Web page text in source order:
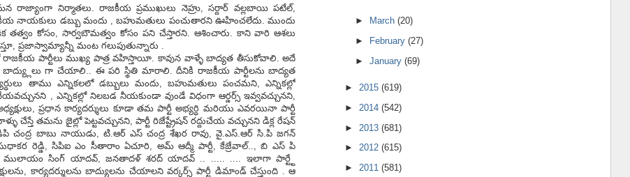
నిర్మాతలు. రాజకీయ ప్రముఖులు నెహ్రు, సర్దార్ వల్లబాయి పటేల్,
డబ్బు మందు , బహుమతులు పంచుతారని ఊహించలేదు. ముందు
తత్వం కోసం, సార్వబౌమత్వం కోసం పని చేస్తారని. ఆశించారు. కాని వారి ఆశలు
ప్రజాస్వామ్యాన్నీ మంట గలుపుతున్నారు .
రాజకీయ పార్టీలు ముఖ్య పాత్ర వహిస్తాయీ. కావున వాళ్ళే బాద్యత తీసుకోవాలి. అదే
బాద్య్లులు గా చేయాలి.. ఈ పరి స్థితి మారాలి. దీనికి రాజకీయ పార్టీలను బాద్యత
తాము ఎన్నికలలో డబ్బులు మందు, బహుమతులు పంచమని, ఎన్నికల్లో
, ఎన్నికల్లో నిలబడ నీయకుండా వుండే విధంగా ఆర్డర్స్ ఇవ్వవచ్చునని,
ప్రధాన కార్యదర్శులు కూడా తమ పార్టీ అభ్యర్ధి మరియు ఎవరయినా పార్టీ
చేస్తే తమను జైల్లో పెట్టవచ్చునని, పార్టీ రిజేష్ట్రేషన్ రద్దుచేయ వచ్చునని డిక్ల రేషన్
బాబు నాయుడు, టి.ఆర్ ఎస్ చంద్ర శేఖర రావు, వై.ఎస్.ఆర్ సి.పి జగన్
రెడ్డి, సిపిఐ ఎం సీతారాం ఏచూరి, అమ్ ఆద్మీ పార్టీ, కేజ్రేవాల్.., బి ఎస్ పి
సింగ్ యాదవ్, జనతాదళ్ శరద్ యాదవ్ .. ..... .... ఇలాగా పార్ట్టే
కార్యదర్శులను బాద్యులను చేయాలని వర్కర్స్ పార్టీ డిమాండ్ చేస్తుంది . ఆ
► March(20)
►
February(27)
►January(69)
► 2015 (619)
► 2014 (542)
► 2013 (681)
► 2012 (615)
► 2011 (581)